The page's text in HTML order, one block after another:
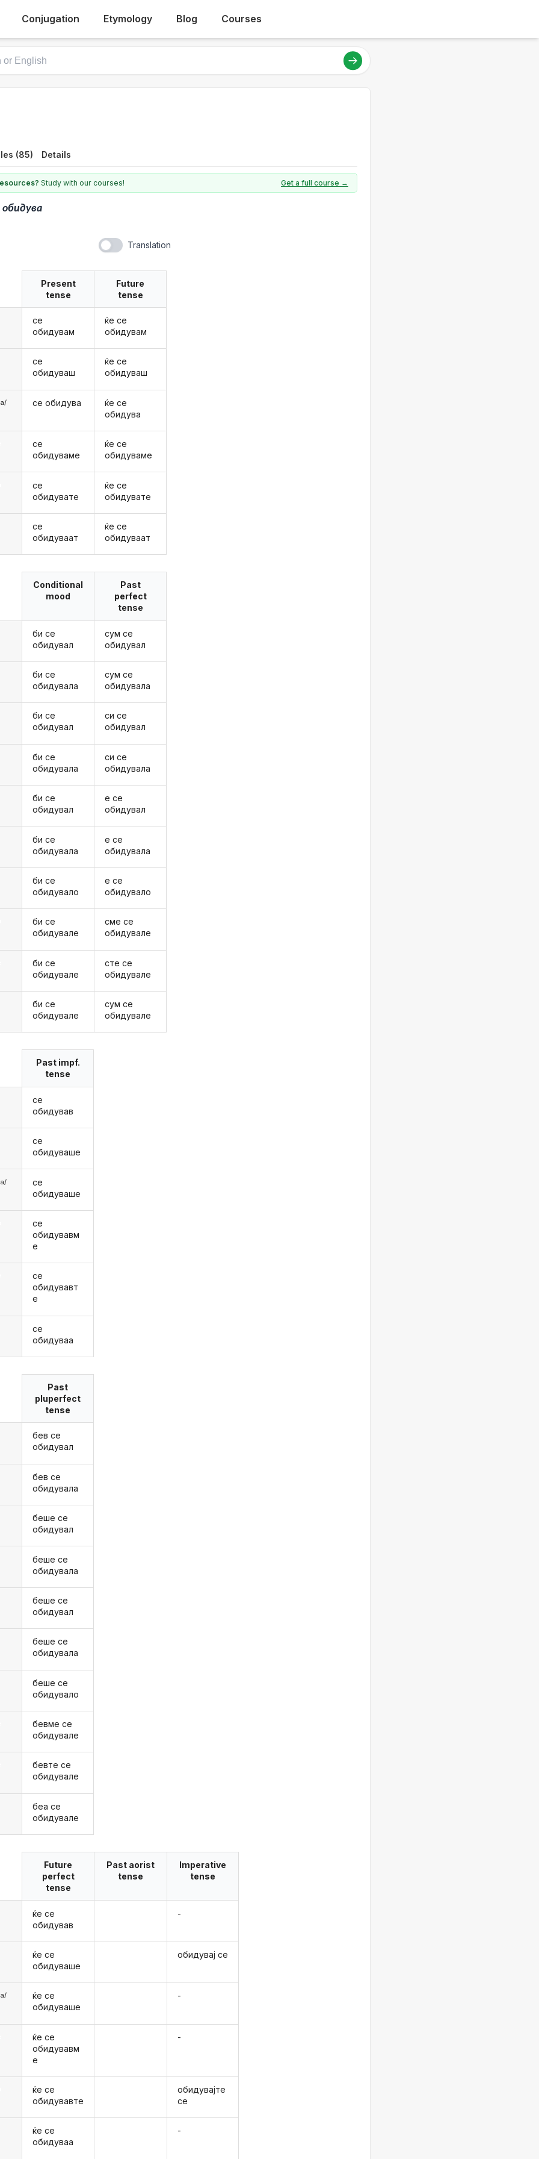
Conjugation Etymology Blog Courses
(85) Details
Study with our courses! Get a full course →
обидува
Translation
Present
tense
се
обидувам
се
обидуваш
се обидува
се
обидуваме
се
обидувате
се
обидуваат
Future
tense
ќе се
обидувам
ќе се
обидуваш
ќе се
обидува
ќе се
обидуваме
ќе се
обидувате
ќе се
обидуваат
Conditional
mood
би се
обидувал
би се
обидувала
би се
обидувал
би се
обидувала
би се
обидувал
би се
обидувала
би се
обидувало
би се
обидувале
би се
обидувале
би се
обидувале
Past
perfect
tense
сум се
обидувал
сум се
обидувала
си се
обидувал
си се
обидувала
е се
обидувал
е се
обидувала
е се
обидувало
сме се
обидувале
сте се
обидувале
сум се
обидувале
Past impf.
tense
се
обидував
се
обидуваше
се
обидуваше
се
обидувавм
е
се
обидувавт
е
се
обидуваа
Past
pluperfect
tense
бев се
обидувал
бев се
обидувала
беше се
обидувал
беше се
обидувала
беше се
обидувал
беше се
обидувала
беше се
обидувало
бевме се
обидувале
бевте се
обидувале
беа се
обидувале
Future
perfect
tense
ќе се
обидував
ќе се
обидуваше
ќе се
обидуваше
ќе се
обидувавм
е
ќе се
обидувавте
ќе се
обидуваа
Past aorist
tense
Imperative
tense
-
обидувај се
-
-
обидувајте
се
-